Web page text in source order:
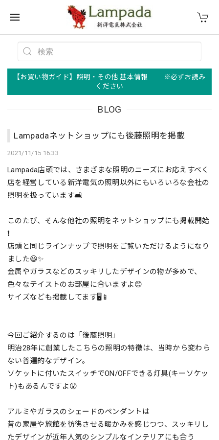
【お買い物ガイド】照明・その他 基本情報 ※必ずお読み
ください
BLOG
Lampadaネットショップにも後藤照明を掲載
2021/11/15 16:33
Lampada店頭では、さまざまな照明のニーズにお応えすべく
店を経営している新洋電気の照明以外にもいろいろな会社の
照明を扱っています🛋
このたび、そんな他社の照明をネットショップにも掲載開始
❗️
店頭と同じラインナップで照明をご覧いただけるようになり
ました😃✨
金属やガラスなどのスッキリしたデザインの物が多めで、
色々なテイストのお部屋に合いますよ😊
サイズなども掲載してます🖥📱
今回ご紹介するのは「後藤照明」
明治28年に創業したこちらの照明の特徴は、当時から変わら
ない普遍的なデザイン。
ソケットに付いたスイッチでON/OFFできる灯具(キーソケッ
ト)もあるんですよ😮
アルミやガラスのシェードのペンダントは
昔の家屋や旅館を彷彿させる暖かみを感じつつ、スッキリし
たデザインが近年人気のシンプルなインテリアにも合う